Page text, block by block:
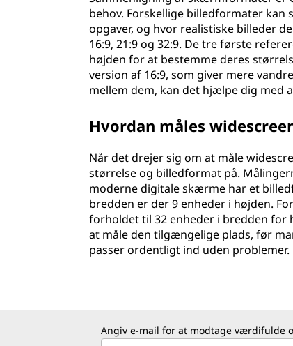
behov. Forskellige billedformater
opgaver, og hvor realistiske billeder
16:9, 21:9 og 32:9. De tre første
højden for at bestemme deres
version af 16:9, som giver mere
mellem dem, kan det hjælpe dig med
Hvordan måles
Når det drejer sig om at måle
størrelse og billedformat på.
moderne digitale skærme har et
bredden er der 9 enheder i højden.
forholdet til 32 enheder i bredden for
at måle den tilgængelige plads, før
passer ordentligt ind uden problemer.
Angiv e-mail for at modtage værdifulde